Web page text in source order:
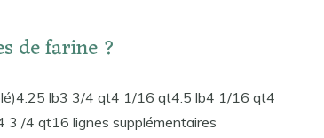
de farine ?
lb3 3/4 qt4 1/16 qt4.5 lb4 1/16 qt4
3 /4 qt16 lignes supplémentaires